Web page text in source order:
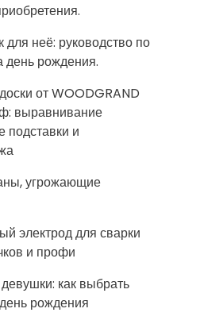
неё: руководство по
день рождения.
от WOODGRAND
выравнивание
подставки и
угрожающие
электрод для сварки
и профи
как выбрать
рождения